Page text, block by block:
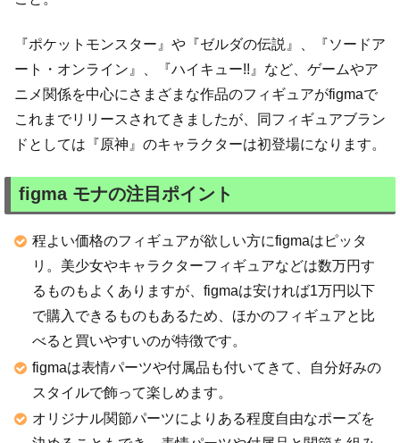
『ポケットモンスター』や『ゼルダの伝説』、『ソードア
ート・オンライン』、『ハイキュー!!』など、ゲームやア
ニメ関係を中心にさまざまな作品のフィギュアがfigmaで
これまでリリースされてきましたが、同フィギュアブラン
ドとしては『原神』のキャラクターは初登場になります。
figma モナの注目ポイント
程よい価格のフィギュアが欲しい方にfigmaはピッタ
リ。美少女やキャラクターフィギュアなどは数万円す
るものもよくありますが、figmaは安ければ1万円以下
で購入できるものもあるため、ほかのフィギュアと比
べると買いやすいのが特徴です。
figmaは表情パーツや付属品も付いてきて、自分好みの
スタイルで飾って楽しめます。
オリジナル関節パーツによりある程度自由なポーズを